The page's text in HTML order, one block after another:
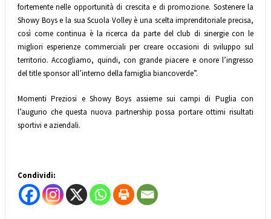
fortemente nelle opportunità di crescita e di promozione. Sostenere la
Showy Boys e la sua Scuola Volley è una scelta imprenditoriale precisa,
così come continua è la ricerca da parte del club di sinergie con le
migliori esperienze commerciali per creare occasioni di sviluppo sul
territorio. Accogliamo, quindi, con grande piacere e onore l’ingresso
del title sponsor all’interno della famiglia biancoverde”.
Momenti Preziosi e Showy Boys assieme sui campi di Puglia con
l’augurio che questa nuova partnership possa portare ottimi risultati
sportivi e aziendali.
Condividi: